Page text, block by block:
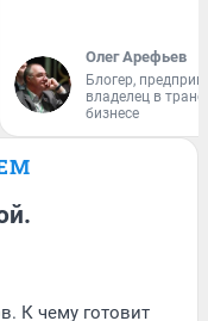
Олег Арефьев
Блогер,
владелец в
бизнесе
К чему готовит